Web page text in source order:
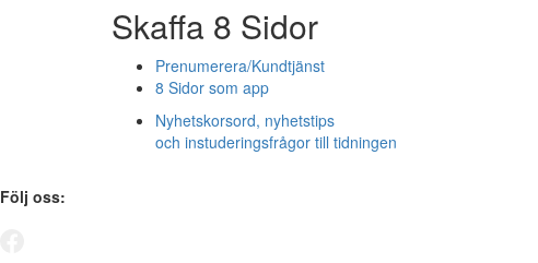
Skaffa 8 Sidor
Prenumerera/Kundtjänst
8 Sidor som app
Nyhetskorsord, nyhetstips
och instuderingsfrågor till tidningen
Följ oss: